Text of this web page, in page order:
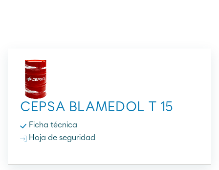
CEPSA BLAMEDOL T 15
Ficha técnica
Hoja de seguridad